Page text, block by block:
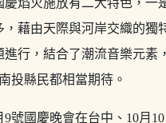
焰火施放有二大特色，一
，藉由天際與河岸交織的獨
進行，結合了潮流音樂元素
投縣民都相當期待。
9號國慶晚會在台中、10月